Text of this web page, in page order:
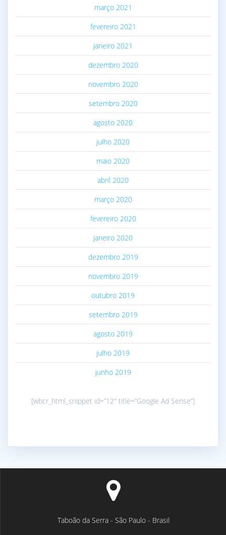
março 2021
fevereiro 2021
janeiro 2021
dezembro 2020
novembro 2020
setembro 2020
agosto 2020
julho 2020
maio 2020
abril 2020
março 2020
fevereiro 2020
janeiro 2020
dezembro 2019
novembro 2019
outubro 2019
setembro 2019
agosto 2019
julho 2019
junho 2019
[wbcr_html_snippet id=”12″ title=”Google Ad Sense”]
Taboão da Serra - São Paulo - Brasil